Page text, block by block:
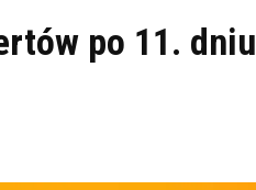
po 11. dniu